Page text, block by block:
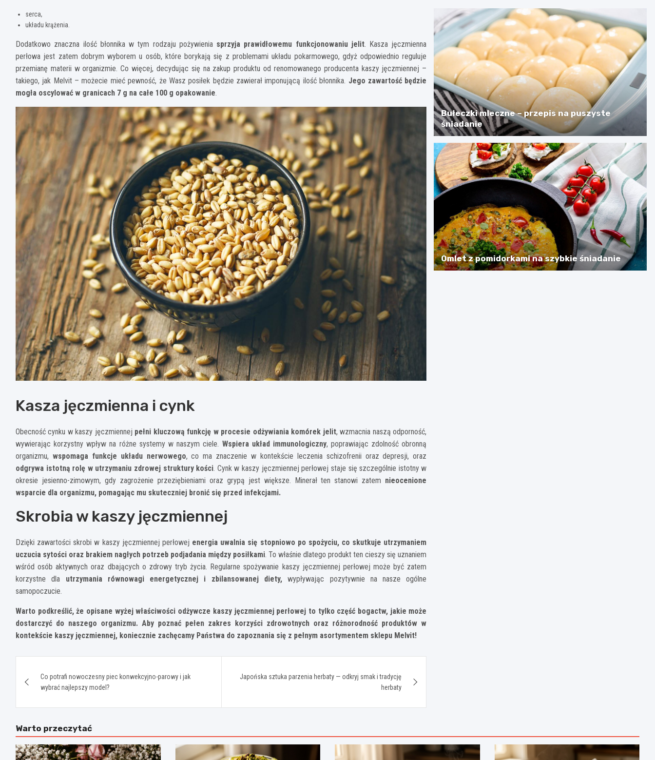
serca,
układu krążenia.
Dodatkowo znaczna ilość błonnika w tym rodzaju pożywieniasprzyja prawidłowemu funkcjonowaniu jelit. Kasza jęczmienna
perłowa jest zatem dobrym wyborem u osób, które borykają się z problemami układu pokarmowego, gdyż odpowiednio reguluje
przemianę materii w organizmie. Co więcej, decydując się na zakup produktu od renomowanego producenta kaszy jęczmiennej –
takiego, jak Melvit – możecie mieć pewność, że Wasz posiłek będzie zawierał imponującą ilość błonnika. Jego zawartość będzie
mogła oscylować w granicach 7 g na całe 100 g opakowanie.
Kasza jęczmienna i cynk
Obecność cynku w kaszy jęczmiennej pełni kluczową funkcję w procesie odżywiania komórek jelit, wzmacnia naszą odporność,
wywierając korzystny wpływ na różne systemy w naszym ciele. Wspiera układ immunologiczny, poprawiając zdolność obronną
organizmu, wspomaga funkcje układu nerwowego, co ma znaczenie w kontekście leczenia schizofrenii oraz depresji, oraz
odgrywa istotną rolę w utrzymaniu zdrowej struktury kości. Cynk w kaszy jęczmiennej perłowej staje się szczególnie istotny w
okresie jesienno-zimowym, gdy zagrożenie przeziębieniami oraz grypą jest większe. Minerał ten stanowi zatem nieocenione
wsparcie dla organizmu, pomagając mu skuteczniej bronić się przed infekcjami.
Skrobia w kaszy jęczmiennej
Dzięki zawartości skrobi w kaszy jęczmiennej perłowej energia uwalnia się stopniowo po spożyciu, co skutkuje utrzymaniem
uczucia sytości oraz brakiem nagłych potrzeb podjadania między posiłkami. To właśnie dlatego produkt ten cieszy się uznaniem
wśród osób aktywnych oraz dbających o zdrowy tryb życia. Regularne spożywanie kaszy jęczmiennej perłowej może być zatem
korzystne dla utrzymania równowagi energetycznej i zbilansowanej diety,wypływając
pozytywnie na nasze ogólne
samopoczucie.
Warto podkreślić, że opisane wyżej właściwości odżywcze kaszy jęczmiennej perłowej to tylko część bogactw, jakie może
dostarczyć do naszego organizmu. Aby poznać pełen zakres korzyści zdrowotnych oraz różnorodność produktów w
kontekście kaszy jęczmiennej, koniecznie zachęcamy Państwa do zapoznania się z pełnym asortymentem sklepu Melvit!
wpisu
Co potrafi nowoczesny piec konwekcyjno-parowy i jak
wybrać najlepszy model?
Japońska sztuka parzenia herbaty — odkryj smak i tradycję
herbaty
Bułeczki mleczne – przepis na puszyste
śniadanie
Omlet z pomidorkami na szybkie śniadanie
Warto przeczytać